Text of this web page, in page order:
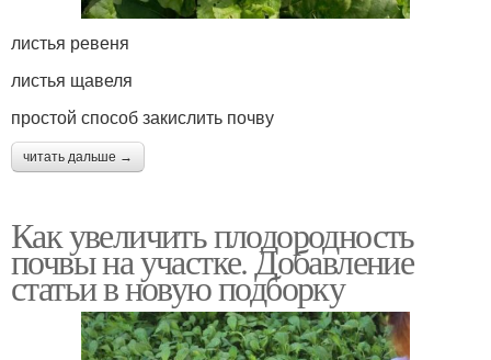
листья ревеня
листья щавеля
простой способ закислить почву
читать дальше →
Как увеличить плодородность
почвы на участке. Добавление
статьи в новую подборку